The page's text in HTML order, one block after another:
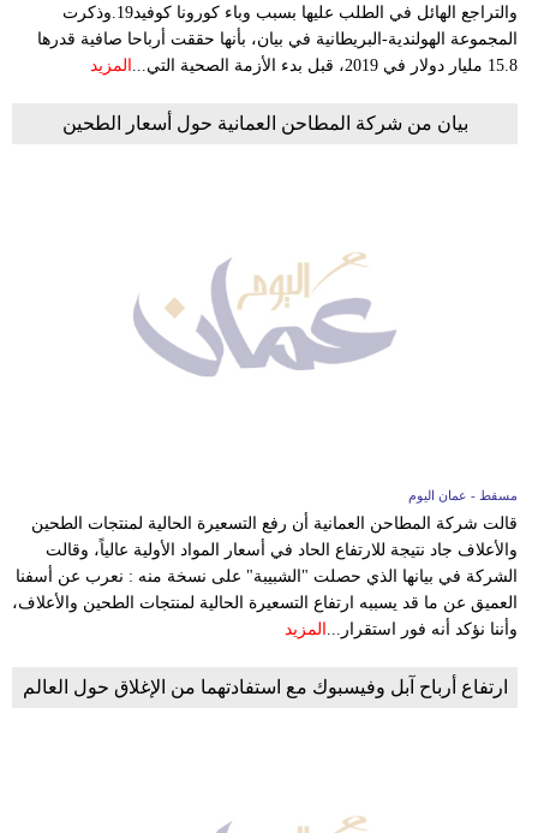
والتراجع الهائل في الطلب عليها بسبب وباء كورونا كوفيد19.وذكرت
المجموعة الهولندية-البريطانية في بيان، بأنها حققت أرباحا صافية قدرها
15.8 مليار دولار في 2019، قبل بدء الأزمة الصحية التي...
المزيد
بيان من شركة المطاحن العمانية حول أسعار الطحين
مسقط - عمان اليوم
قالت شركة المطاحن العمانية أن رفع التسعيرة الحالية لمنتجات الطحين
والأعلاف جاد نتيجة للارتفاع الحاد في أسعار المواد الأولية عالياً، وقالت
الشركة في بيانها الذي حصلت "الشبيبة" على نسخة منه : نعرب عن أسفنا
العميق عن ما قد يسببه ارتفاع التسعيرة الحالية لمنتجات الطحين والأعلاف،
وأننا نؤكد أنه فور استقرار... المزيد
ارتفاع أرباح آبل وفيسبوك مع استفادتهما من الإغلاق حول العالم